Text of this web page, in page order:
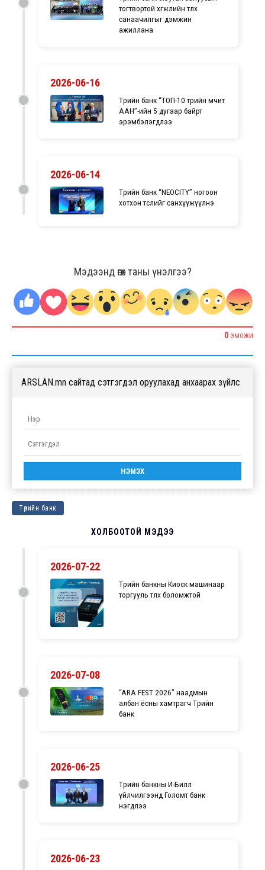
тогтвортой хөгжлийн төлөөх
санаачилгыг дэмжин
ажиллана
2026-06-16
Төрийн банк “ТОП-10 төрийн өмчит
ААН”-ийн 5 дугаар байрт
эрэмбэлэгдлээ
2026-06-14
Төрийн банк “NEOCITY” ногоон
хотхон төслийг санхүүжүүлнэ
Мэдээнд өгөх таны үнэлгээ?
0 ЭМОЖИ
ARSLAN.mn сайтад сэтгэгдэл оруулахад анхаарах зүйлс
Төрийн банк
ХОЛБООТОЙ МЭДЭЭ
2026-07-22
Төрийн банкны Киоск машинаар
торгууль төлөх боломжтой
2026-07-08
“ARA FEST 2026” наадмын
албан ёсны хамтрагч Төрийн
банк
2026-06-25
Төрийн банкны И-Билл
үйлчилгээнд Голомт банк
нэгдлээ
2026-06-23